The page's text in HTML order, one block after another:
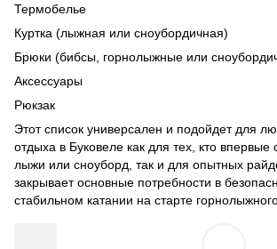
Термобелье
Куртка (лыжная или сноубордичная)
Брюки (бибсы, горнолыжные или
Аксессуары
Рюкзак
Этот список универсален и подойдет для
отдыха в Буковеле как для тех, кто впервые
лыжи или сноуборд, так и для опытных
закрывает основные потребности в
стабильном катании на старте